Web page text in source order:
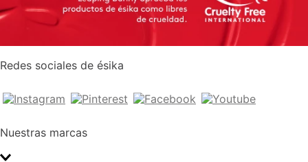
Redes sociales de ésika
Nuestras marcas